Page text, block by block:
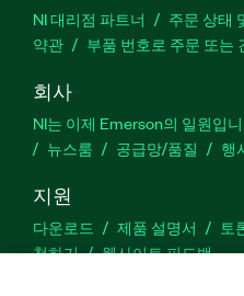
NI 대리점 파트너 주문 상태
약관
부품 번호로 주문 또는
회사
NI는 이제 Emerson의 일원입
뉴스룸
공급망/품질 행
지원
다운로드 제품 설명서 토
청하기
웹사이트 피드백